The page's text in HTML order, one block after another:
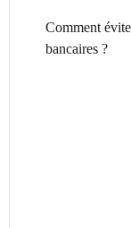
Comment
bancaires ?